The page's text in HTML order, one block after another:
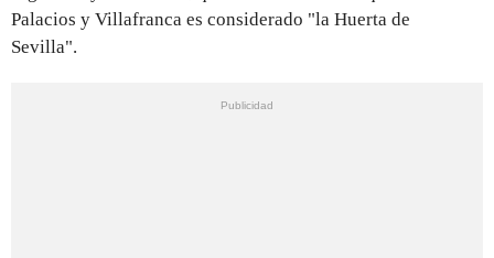
Palacios y Villafranca es considerado "la Huerta de
Sevilla".